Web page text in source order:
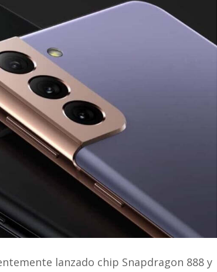
lanzado chip Snapdragon 888 y